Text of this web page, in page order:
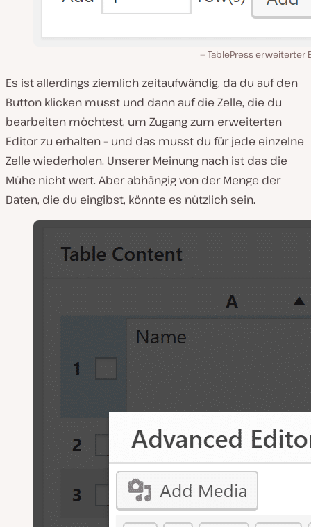
TablePress erweiterter
Es ist allerdings ziemlich zeitaufwändig, da du auf den
Button klicken musst und dann auf die Zelle, die du
bearbeiten möchtest, um Zugang zum erweiterten
Editor zu erhalten – und das musst du für jede einzelne
Zelle wiederholen. Unserer Meinung nach ist das die
Mühe nicht wert. Aber abhängig von der Menge der
Daten, die du eingibst, könnte es nützlich sein.